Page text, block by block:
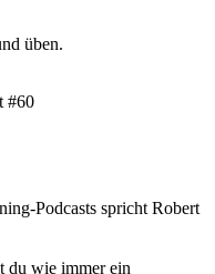
wie immer ein
Übungen.
zum Thema Sprache:
Welt?